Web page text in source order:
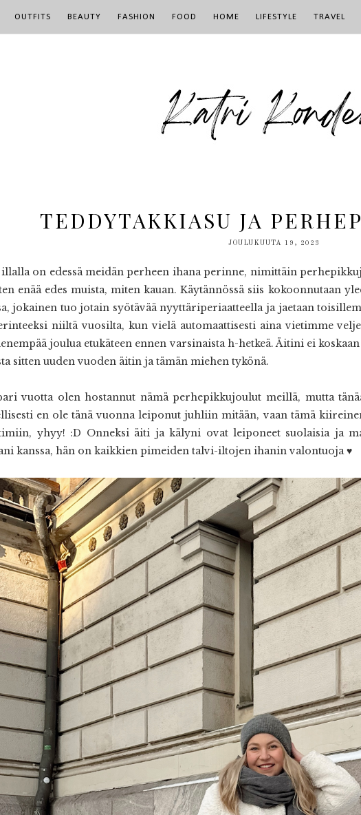
OUTFITS BEAUTY FASHION FOOD HOME LIFESTYLE TRAVEL
TEDDYTAKKIASU JA
JOULUKUUTA 19, 2023
illalla on edessä meidän perheen ihana perinne, nimittäin
enää edes muista, miten kauan. Käytännössä siis kokoonnutaan
jokainen tuo jotain syötävää nyyttäriperiaatteella ja jaetaan
niiltä vuosilta, kun vielä automaattisesti aina vietimme
joulua etukäteen ennen varsinaista h-hetkeä. Äitini ei
sitten uuden vuoden äitin ja tämän miehen tykönä.
vuotta olen hostannut nämä perhepikkujoulut meillä, mutta
en ole tänä vuonna leiponut juhliin mitään, vaan tämä
yhyy! :D Onneksi äiti ja kälyni ovat leiponeet suolaisia ja
kanssa, hän on kaikkien pimeiden talvi-iltojen ihanin valontuoja ♥